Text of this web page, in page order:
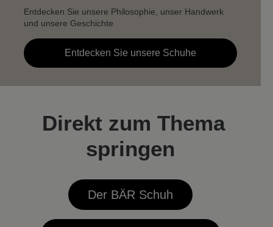
Entdecken Sie unsere Philosophie, unser Handwerk
und unsere Geschichte
Entdecken Sie unsere Schuhe
Direkt zum Thema
springen
Der BÄR Schuh